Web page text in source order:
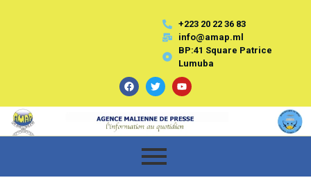
+223 20 22 36 83
info@amap.ml
BP:41 Square Patrice
Lumuba